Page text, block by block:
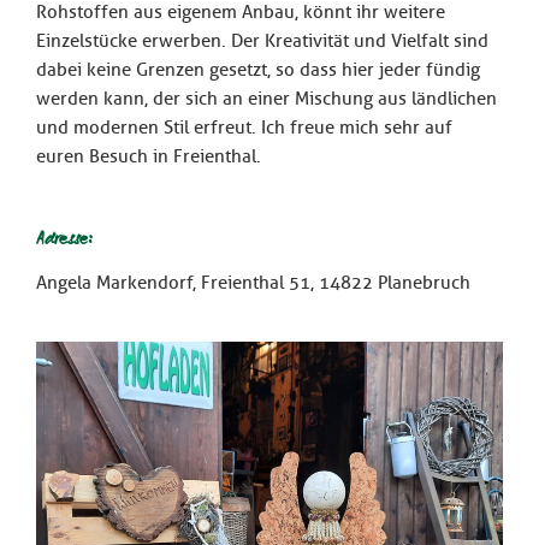
Rohstoffen aus eigenem Anbau, könnt ihr weitere
Einzelstücke erwerben. Der Kreativität und Vielfalt sind
dabei keine Grenzen gesetzt, so dass hier jeder fündig
werden kann, der sich an einer Mischung aus ländlichen
und modernen Stil erfreut. Ich freue mich sehr auf
euren Besuch in Freienthal.
Adresse:
Angela Markendorf, Freienthal 51, 14822 Planebruch